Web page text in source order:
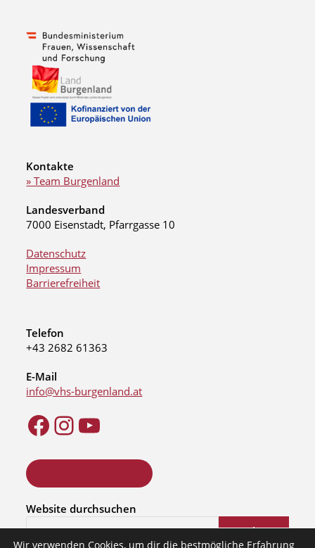
Kontakte
» Team Burgenland
Landesverband
7000 Eisenstadt, Pfarrgasse 10
Datenschutz
Impressum
Barrierefreiheit
Telefon
+43 2682 61363
E-Mail
info@vhs-burgenland.at
Website durchsuchen
Suchen
Wir verwenden Cookies, um dir die bestmögliche Erfahrung